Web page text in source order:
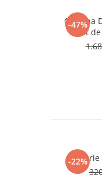
-47%
Coloana
efect
-22%